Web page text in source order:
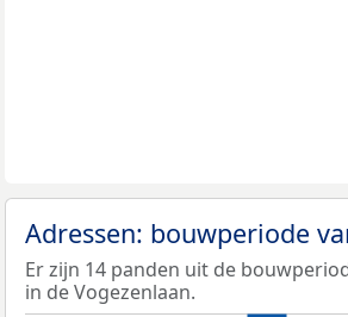
Adressen: bouwperiode
Er zijn 14 panden uit de
in de Vogezenlaan.